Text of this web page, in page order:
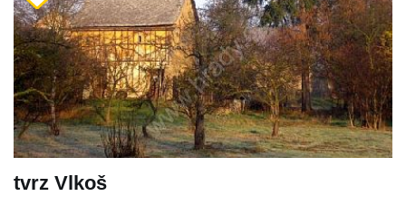
tvrz Vlkoš